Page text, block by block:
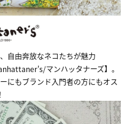
自由奔放なネコたちが魅力
マンハッタナーズ】。
にもブランド入門者の方にもオス